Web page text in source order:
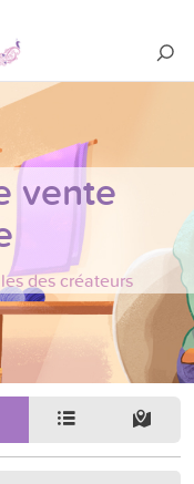
vente
des créateurs